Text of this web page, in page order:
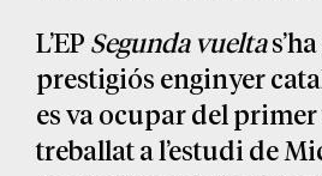
L’EP Segunda vuelta
prestigiós enginyer
es va ocupar del
treballat a l’estudi de